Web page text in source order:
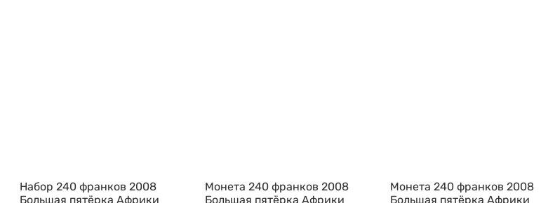
Набор 240 франков 2008
Большая пятёрка Африки
Монета 240 франков 2008
Большая пятёрка Африки
Монета 240 франков 2008
Большая пятёрка Африки